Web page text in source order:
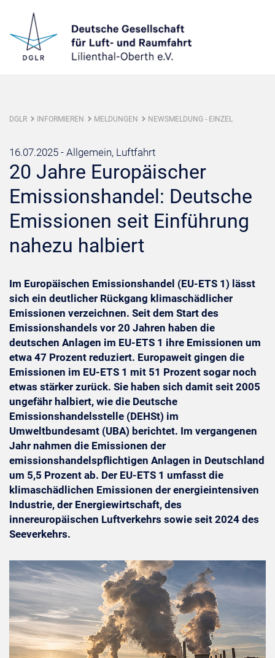
DGLR INFORMIEREN MELDUNGEN NEWSMELDUNG - EINZEL
16.07.2025 - Allgemein, Luftfahrt
20 Jahre Europäischer
Emissionshandel: Deutsche
Emissionen seit Einführung
nahezu halbiert
Im Europäischen Emissionshandel (EU-ETS 1) lässt
sich ein deutlicher Rückgang klimaschädlicher
Emissionen verzeichnen. Seit dem Start des
Emissionshandels vor 20 Jahren haben die
deutschen Anlagen im EU-ETS 1 ihre Emissionen um
etwa 47 Prozent reduziert. Europaweit gingen die
Emissionen im EU-ETS 1 mit 51 Prozent sogar noch
etwas stärker zurück. Sie haben sich damit seit 2005
ungefähr halbiert, wie die Deutsche
Emissionshandelsstelle (DEHSt) im
Umweltbundesamt (UBA) berichtet. Im vergangenen
Jahr nahmen die Emissionen der
emissionshandelspflichtigen Anlagen in Deutschland
um 5,5 Prozent ab. Der EU-ETS 1 umfasst die
klimaschädlichen Emissionen der energieintensiven
Industrie, der Energiewirtschaft, des
innereuropäischen Luftverkehrs sowie seit 2024 des
Seeverkehrs.